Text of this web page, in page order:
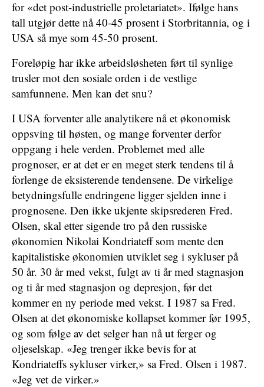
for «det post-industrielle proletariatet». Ifølge hans
tall utgjør dette nå 40-45 prosent i Storbritannia, og i
USA så mye som 45-50 prosent.
Foreløpig har ikke arbeidsløsheten ført til synlige
trusler mot den sosiale orden i de vestlige
samfunnene. Men kan det snu?
I USA forventer alle analytikere nå et økonomisk
oppsving til høsten, og mange forventer derfor
oppgang i hele verden. Problemet med alle
prognoser, er at det er en meget sterk tendens til å
forlenge de eksisterende tendensene. De virkelige
betydningsfulle endringene ligger sjelden inne i
prognosene. Den ikke ukjente skipsrederen Fred.
Olsen, skal etter sigende tro på den russiske
økonomien Nikolai Kondriateff som mente den
kapitalistiske økonomien utviklet seg i sykluser på
50 år. 30 år med vekst, fulgt av ti år med stagnasjon
og ti år med stagnasjon og depresjon, før det
kommer en ny periode med vekst. I 1987 sa Fred.
Olsen at det økonomiske kollapset kommer før 1995,
og som følge av det selger han nå ut ferger og
oljeselskap. «Jeg trenger ikke bevis for at
Kondriateffs sykluser virker,» sa Fred. Olsen i 1987.
«Jeg vet de virker.»